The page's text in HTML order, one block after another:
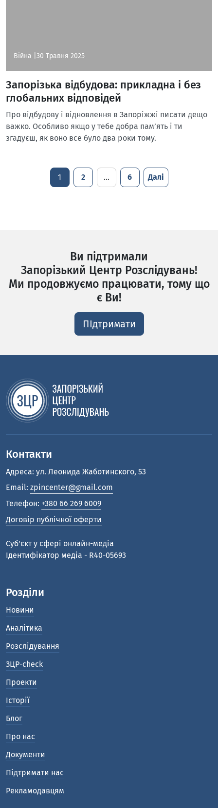
Війна | 30 Травня 2025
Запорізька відбудова: прикладна і без
глобальних відповідей
Про відбудову і відновлення в Запоріжжі писати дещо
важко. Особливо якщо у тебе добра пам’ять і ти
згадуєш, як воно все було два роки тому.
1 2 … 6 Далі
Ви підтримали
Запорізький Центр Розслідувань!
Ми продовжуємо працювати, тому що
є Ви!
ПІдтримати
Контакти
Адреса: ул. Леонида Жаботинского, 53
Email: zpincenter@gmail.com
Телефон: +380 66 269 6009
Договір публічної оферти
Cуб'єкт у сфері онлайн-медіа
Ідентифікатор медіа - R40-05693
Розділи
Новини
Аналітика
Розслідування
ЗЦР-check
Проекти
Історії
Блог
Про нас
Документи
Підтримати нас
Рекламодавцям